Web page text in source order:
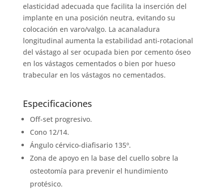
elasticidad adecuada que facilita la inserción del
implante en una posición neutra, evitando su
colocación en varo/valgo. La acanaladura
longitudinal aumenta la estabilidad anti-rotacional
del vástago al ser ocupada bien por cemento óseo
en los vástagos cementados o bien por hueso
trabecular en los vástagos no cementados.
Especificaciones
Off-set progresivo.
Cono 12/14.
Ángulo cérvico-diafisario 135º.
Zona de apoyo en la base del cuello sobre la
osteotomía para prevenir el hundimiento
protésico.